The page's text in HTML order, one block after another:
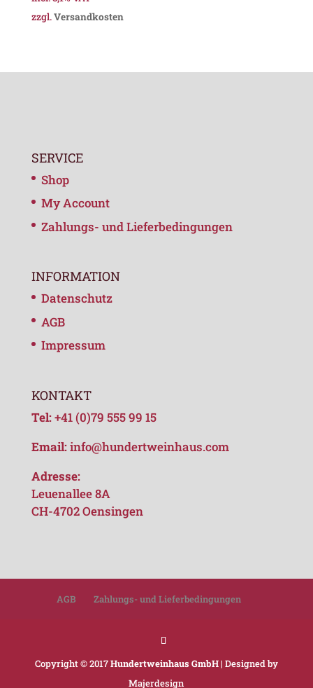
zzgl.Versandkosten
SERVICE
Shop
My Account
Zahlungs- und Lieferbedingungen
INFORMATION
Datenschutz
AGB
Impressum
KONTAKT
Tel:+41 (0)79 555 99 15
Email:info@hundertweinhaus.com
Adresse:
Leuenallee 8A
CH-4702 Oensingen
AGB Zahlungs- und Lieferbedingungen
Copyright © 2017Hundertweinhaus GmbH| Designed by
Majerdesign